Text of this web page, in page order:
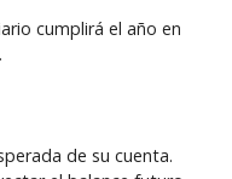
cumplirá el año en
de su cuenta.